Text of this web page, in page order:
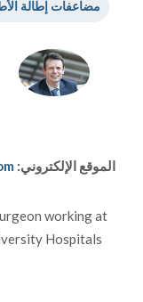
مضاعفات إطالة
الموقع الإلكتروني:
working at
Hospitals